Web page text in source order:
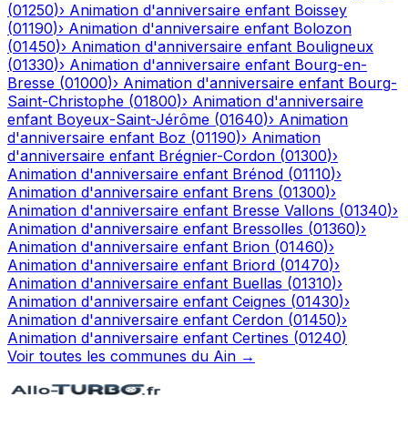
(01250)› Animation d'anniversaire enfant Boissey
(01190)› Animation d'anniversaire enfant Bolozon
(01450)› Animation d'anniversaire enfant Bouligneux
(01330)› Animation d'anniversaire enfant Bourg-en-
Bresse (01000)› Animation d'anniversaire enfant Bourg-
Saint-Christophe (01800)› Animation d'anniversaire
enfant Boyeux-Saint-Jérôme (01640)› Animation
d'anniversaire enfant Boz (01190)› Animation
d'anniversaire enfant Brégnier-Cordon (01300)›
Animation d'anniversaire enfant Brénod (01110)›
Animation d'anniversaire enfant Brens (01300)›
Animation d'anniversaire enfant Bresse Vallons (01340)›
Animation d'anniversaire enfant Bressolles (01360)›
Animation d'anniversaire enfant Brion (01460)›
Animation d'anniversaire enfant Briord (01470)›
Animation d'anniversaire enfant Buellas (01310)›
Animation d'anniversaire enfant Ceignes (01430)›
Animation d'anniversaire enfant Cerdon (01450)›
Animation d'anniversaire enfant Certines (01240)
Voir toutes les communes du Ain →